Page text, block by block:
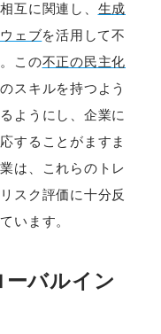
互に関連し、 生成
ェブを活用して不
この不正の民主化
スキルを持つよう
ようにし、企業に
することがますま
は、これらのトレ
スク評価に十分反
います。
バルイン